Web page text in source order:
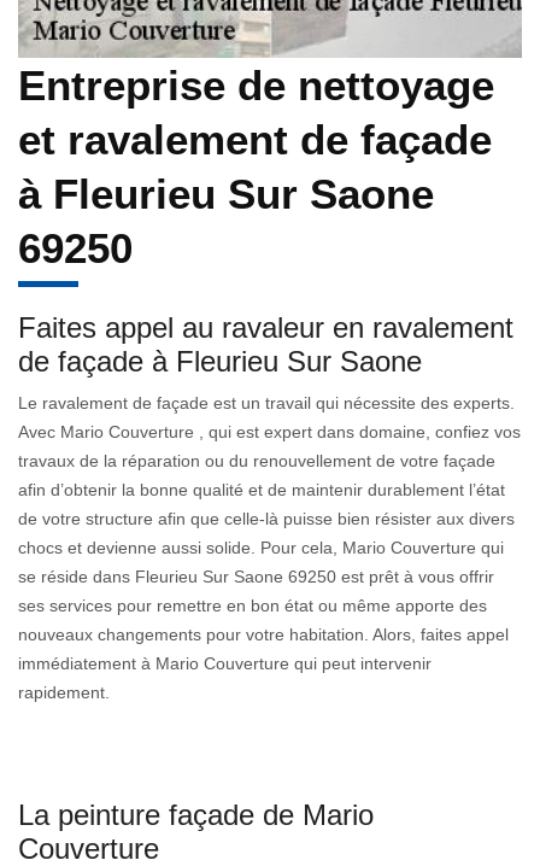
Entreprise de nettoyage
et ravalement de façade
à Fleurieu Sur Saone
69250
Faites appel au ravaleur en ravalement
de façade à Fleurieu Sur Saone
Le ravalement de façade est un travail qui nécessite des experts.
Avec Mario Couverture , qui est expert dans domaine, confiez vos
travaux de la réparation ou du renouvellement de votre façade
afin d’obtenir la bonne qualité et de maintenir durablement l’état
de votre structure afin que celle-là puisse bien résister aux divers
chocs et devienne aussi solide. Pour cela, Mario Couverture qui
se réside dans Fleurieu Sur Saone 69250 est prêt à vous offrir
ses services pour remettre en bon état ou même apporte des
nouveaux changements pour votre habitation. Alors, faites appel
immédiatement à Mario Couverture qui peut intervenir
rapidement.
La peinture façade de Mario
Couverture